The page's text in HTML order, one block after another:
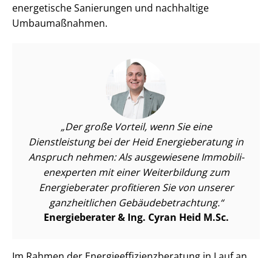
energetische Sanierungen und nachhaltige
Umbaumaßnahmen.
Der große Vorteil, wenn Sie eine
Dienstleistung bei der Heid Energieberatung in
Anspruch nehmen: Als ausgewiesene Im­mo­bi­li­
en­ex­per­ten mit einer Weiterbildung zum
Energieberater profitieren Sie von unserer
ganzheitlichen Ge­bäu­de­be­trach­tung.
Energieberater & Ing. Cyran Heid M.Sc.